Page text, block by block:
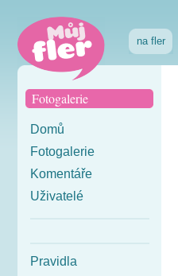
na fler
Fotogalerie
Domů
Fotogalerie
Komentáře
Uživatelé
Pravidla